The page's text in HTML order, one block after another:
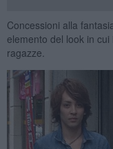
Concessioni alla
elemento del look in
ragazze.